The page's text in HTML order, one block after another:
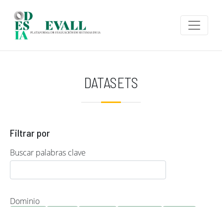
DATASETS
Filtrar por
Buscar palabras clave
Dominio